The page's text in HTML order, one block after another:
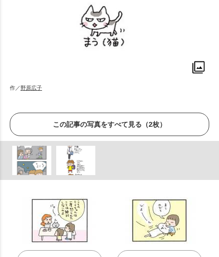
作／野原広子
この記事の写真をすべて見る（2枚）